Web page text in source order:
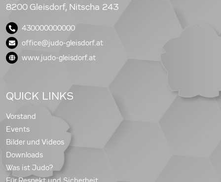
8200 Gleisdorf, Nitscha 243
430000000000
office@judo-gleisdorf.at
www.judo-gleisdorf.at
QUICK LINKS
Vorstand
Events
Bilder und Videos
Downloads
Was ist Judo?